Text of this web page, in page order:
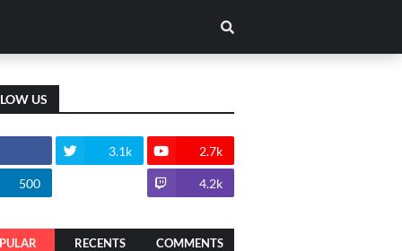
US
3.1k 2.7k
500 4.2k
RECENTS COMMENTS